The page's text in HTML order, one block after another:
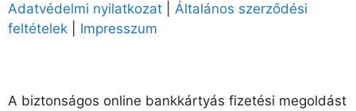
Adatvédelmi nyilatkozat
Általános szerződési
feltételek
Impresszum
A biztonságos online bankkártyás fizetési megoldást